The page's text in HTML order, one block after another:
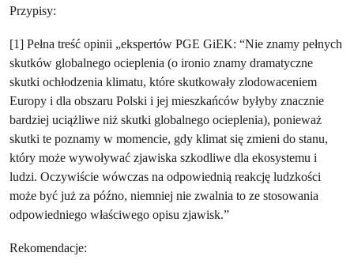
Przypisy:
[1] Pełna treść opinii „ekspertów PGE GiEK: “Nie znamy pełnych
skutków globalnego ocieplenia (o ironio znamy dramatyczne
skutki ochłodzenia klimatu, które skutkowały zlodowaceniem
Europy i dla obszaru Polski i jej mieszkańców byłyby znacznie
bardziej uciążliwe niż skutki globalnego ocieplenia), ponieważ
skutki te poznamy w momencie, gdy klimat się zmieni do stanu,
który może wywoływać zjawiska szkodliwe dla ekosystemu i
ludzi. Oczywiście wówczas na odpowiednią reakcję ludzkości
może być już za późno, niemniej nie zwalnia to ze stosowania
odpowiedniego właściwego opisu zjawisk.”
Rekomendacje: